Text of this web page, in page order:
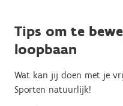
Tips om te
loopbaan
Wat kan jij doen met je
Sporten natuurlijk!